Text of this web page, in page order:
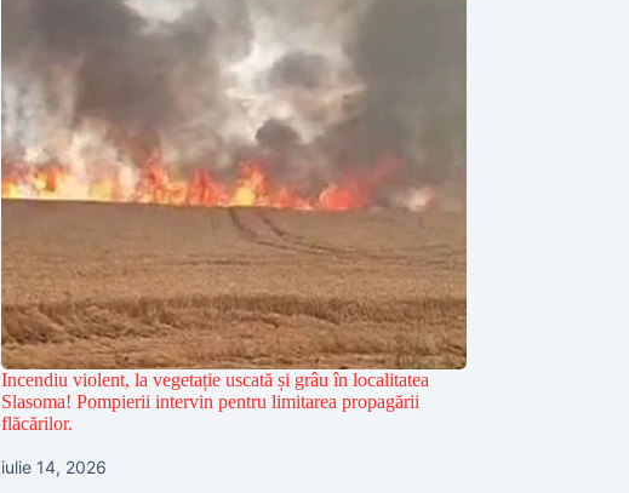
Incendiu violent, la vegetație uscată și grâu în localitatea
Slasoma! Pompierii intervin pentru limitarea propagării
flăcărilor.
iulie 14, 2026